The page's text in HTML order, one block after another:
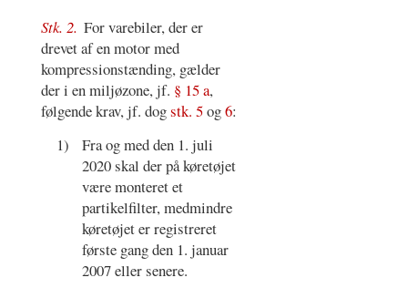
Stk. 2. For varebiler, der er
drevet af en motor med
kompressionstænding, gælder
der i en miljøzone, jf. § 15 a,
følgende krav, jf. dogstk. 5og6:
1)
Fra og med den 1. juli
2020 skal der på køretøjet
være monteret et
partikelfilter, medmindre
køretøjet er registreret
første gang den 1. januar
2007 eller senere.